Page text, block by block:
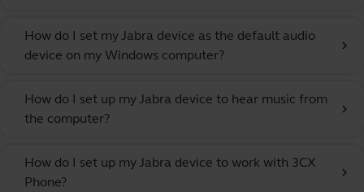
How do I set my Jabra device as the default audio
device on my Windows computer?
chevron_right
How do I set up my Jabra device to hear music from
the computer?
chevron_right
How do I set up my Jabra device to work with 3CX
Phone?
chevron_right